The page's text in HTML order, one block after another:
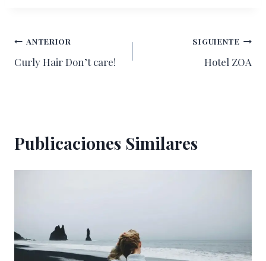
Navegación
de
ANTERIOR
Curly Hair Don’t care!
SIGUIENTE
Hotel ZOA
Publicaciones Similares